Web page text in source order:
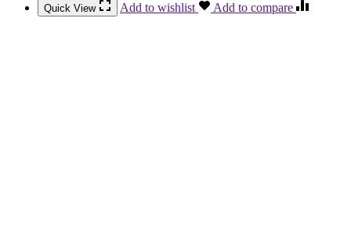
Quick View Add to wishlist Add to compare